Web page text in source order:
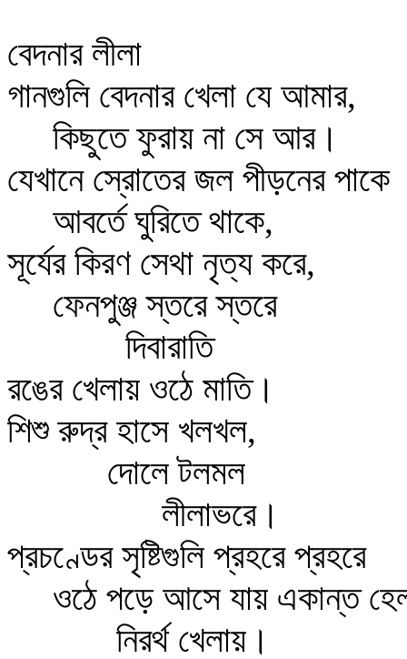
বেদনার লীলা
গানগুলি বেদনার খেলা যে আমার,
কিছুতে ফুরায় না সে আর।
যেখানে স্রোতের জল পীড়নের পাকে
আবর্তে ঘুরিতে থাকে,
সূর্যের কিরণ সেথা নৃত্য করে,
ফেনপুঞ্জ স্তরে স্তরে
দিবারাতি
রঙের খেলায় ওঠে মাতি।
শিশু রুদ্র হাসে খলখল,
দোলে টলমল
লীলাভরে।
প্রচণ্ডের সৃষ্টিগুলি প্রহরে প্রহরে
ওঠে পড়ে আসে যায় একান্ত
নিরর্থ খেলায়।